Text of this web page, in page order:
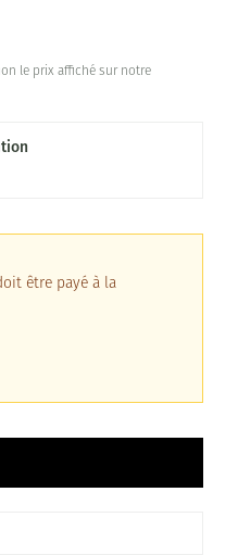
le prix affiché sur notre
être payé à la